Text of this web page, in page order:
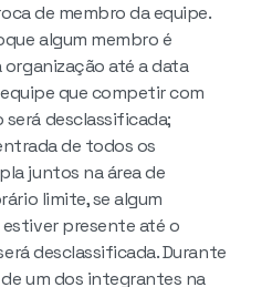
de membro da equipe.
algum membro é
organização até a data
que competir com
desclassificada;
de todos os
juntos na área de
limite, se algum
presente até o
desclassificada. Durante
um dos integrantes na